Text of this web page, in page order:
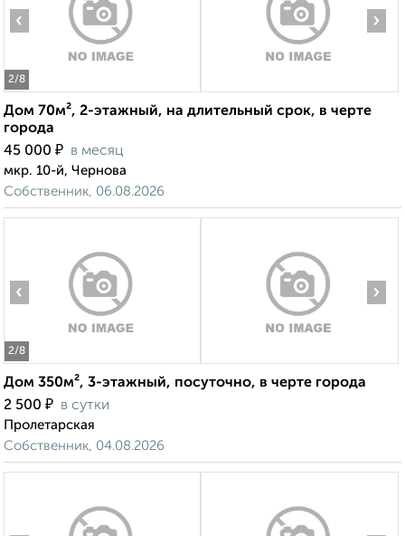
2/8
‹ ›
Дом 70м², 2-этажный, на длительный срок, в черте
города
45 000 ₽ в месяц
мкр. 10-й, Чернова
Собственник, 06.08.2026
2/8
‹ ›
Дом 350м², 3-этажный, посуточно, в черте города
2 500 ₽ в сутки
Пролетарская
Собственник, 04.08.2026